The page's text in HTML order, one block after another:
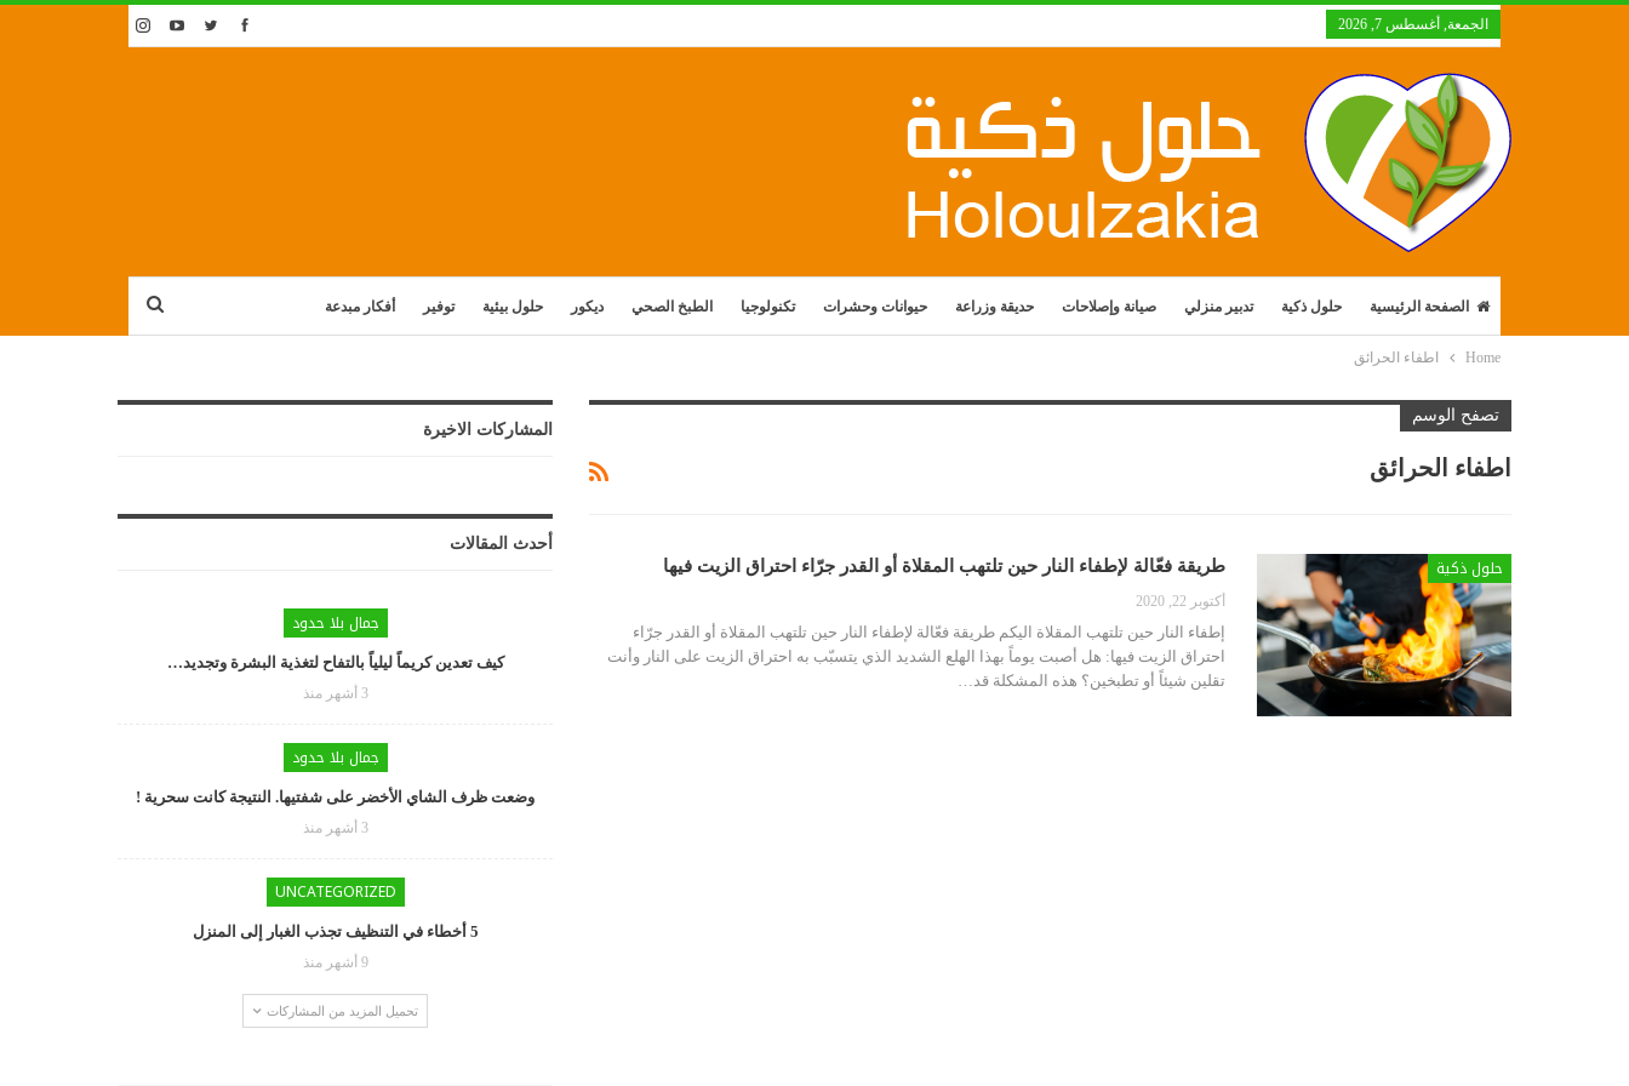
الجمعة, أغسطس 7, 2026
الصفحة الرئيسية حلول ذكية تدبير منزلي صيانة وإصلاحات حديقة وزراعة حيوانات وحشرات تكنولوجيا الطبخ الصحي ديكور حلول بيئية توفير أفكار مبدعة
Home اطفاء الحرائق
تصفح الوسم
اطفاء الحرائق
حلول ذكية طريقة فعّالة لإطفاء النار حين تلتهب المقلاة أو القدر جرّاء احتراق الزيت فيها
أكتوبر 22, 2020
إطفاء النار حين تلتهب المقلاة اليكم طريقة فعّالة لإطفاء النار حين تلتهب المقلاة أو القدر جرّاء
احتراق الزيت فيها: هل أصبت يوماً بهذا الهلع الشديد الذي يتسبّب به احتراق الزيت على النار وأنت
تقلين شيئاً أو تطبخين؟ هذه المشكلة قد
المشاركات الاخيرة
أحدث المقالات
جمال بلا حدود
كيف تعدين كريماً ليلياً بالتفاح لتغذية البشرة وتجديد…
3 أشهر منذ
جمال بلا حدود
وضعت ظرف الشاي الأخضر على شفتيها. النتيجة كانت سحرية !
3 أشهر منذ
UNCATEGORIZED
5 أخطاء في التنظيف تجذب الغبار إلى المنزل
9 أشهر منذ
تحميل المزيد من المشاركات